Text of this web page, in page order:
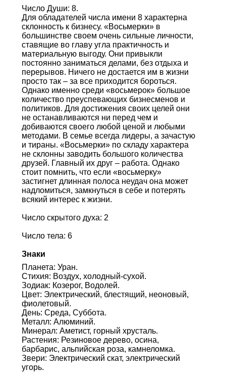
Число Души: 8.
Для обладателей числа имени 8 характерна
склонность к бизнесу. «Восьмерки» в
большинстве своем очень сильные личности,
ставящие во главу угла практичность и
материальную выгоду. Они привыкли
постоянно заниматься делами, без отдыха и
перерывов. Ничего не достается им в жизни
просто так – за все приходится бороться.
Однако именно среди «восьмерок» большое
количество преуспевающих бизнесменов и
политиков. Для достижения своих целей они
не останавливаются ни перед чем и
добиваются своего любой ценой и любыми
методами. В семье всегда лидеры, а зачастую
и тираны. «Восьмерки» по складу характера
не склонны заводить большого количества
друзей. Главный их друг – работа. Однако
стоит помнить, что если «восьмерку»
застигнет длинная полоса неудач она может
надломиться, замкнуться в себе и потерять
всякий интерес к жизни.
Число скрытого духа: 2
Число тела: 6
Знаки
Планета: Уран.
Стихия: Воздух, холодный-сухой.
Зодиак: Козерог, Водолей.
Цвет: Электрический, блестящий, неоновый,
фиолетовый.
День: Среда, Суббота.
Металл: Алюминий.
Минерал: Аметист, горный хрусталь.
Растения: Резиновое дерево, осина,
барбарис, альпийская роза, камнеломка.
Звери: Электрический скат, электрический
угорь.